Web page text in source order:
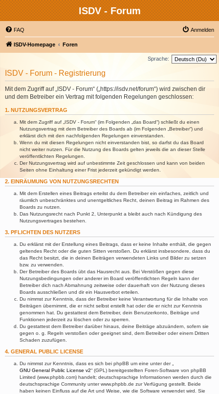
ISDV - Forum
FAQ Anmelden
ISDV-Homepage Foren
Sprache:
ISDV - Forum - Registrierung
Mit dem Zugriff auf „ISDV - Forum“ („https://isdv.net/forum“) wird zwischen dir
und dem Betreiber ein Vertrag mit folgenden Regelungen geschlossen:
1. NUTZUNGSVERTRAG
Mit dem Zugriff auf „ISDV - Forum“ (im Folgenden „das Board“) schließt du einen
Nutzungsvertrag mit dem Betreiber des Boards ab (im Folgenden „Betreiber“) und
erklärst dich mit den nachfolgenden Regelungen einverstanden.
Wenn du mit diesen Regelungen nicht einverstanden bist, so darfst du das Board
nicht weiter nutzen. Für die Nutzung des Boards gelten jeweils die an dieser Stelle
veröffentlichten Regelungen.
Der Nutzungsvertrag wird auf unbestimmte Zeit geschlossen und kann von beiden
Seiten ohne Einhaltung einer Frist jederzeit gekündigt werden.
2. EINRÄUMUNG VON NUTZUNGSRECHTEN
Mit dem Erstellen eines Beitrags erteilst du dem Betreiber ein einfaches, zeitlich und
räumlich unbeschränktes und unentgeltliches Recht, deinen Beitrag im Rahmen des
Boards zu nutzen.
Das Nutzungsrecht nach Punkt 2, Unterpunkt a bleibt auch nach Kündigung des
Nutzungsvertrages bestehen.
3. PFLICHTEN DES NUTZERS
Du erklärst mit der Erstellung eines Beitrags, dass er keine Inhalte enthält, die gegen
geltendes Recht oder die guten Sitten verstoßen. Du erklärst insbesondere, dass du
das Recht besitzt, die in deinen Beiträgen verwendeten Links und Bilder zu setzen
bzw. zu verwenden.
Der Betreiber des Boards übt das Hausrecht aus. Bei Verstößen gegen diese
Nutzungsbedingungen oder anderer im Board veröffentlichten Regeln kann der
Betreiber dich nach Abmahnung zeitweise oder dauerhaft von der Nutzung dieses
Boards ausschließen und dir ein Hausverbot erteilen.
Du nimmst zur Kenntnis, dass der Betreiber keine Verantwortung für die Inhalte von
Beiträgen übernimmt, die er nicht selbst erstellt hat oder die er nicht zur Kenntnis
genommen hat. Du gestattest dem Betreiber, dein Benutzerkonto, Beiträge und
Funktionen jederzeit zu löschen oder zu sperren.
Du gestattest dem Betreiber darüber hinaus, deine Beiträge abzuändern, sofern sie
gegen o. g. Regeln verstoßen oder geeignet sind, dem Betreiber oder einem Dritten
Schaden zuzufügen.
4. GENERAL PUBLIC LICENSE
Du nimmst zur Kenntnis, dass es sich bei phpBB um eine unter der „
GNU General Public License v2“ (GPL) bereitgestellten Foren-Software von phpBB
Limited (www.phpbb.com) handelt; deutschsprachige Informationen werden durch die
deutschsprachige Community unter www.phpbb.de zur Verfügung gestellt. Beide
haben keinen Einfluss auf die Art und Weise, wie die Software verwendet wird. Sie